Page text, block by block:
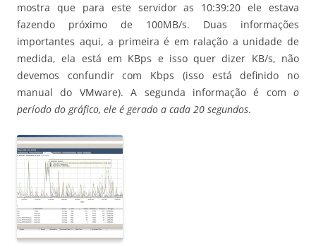
mostra que para este servidor as 10:39:20 ele estava
fazendo próximo de 100MB/s. Duas informações
importantes aqui, a primeira é em ralação a unidade de
medida, ela está em KBps e isso quer dizer KB/s, não
devemos confundir com Kbps (isso está definido no
manual do VMware). A segunda informação é com o
período do gráfico, ele é gerado a cada 20 segundos.